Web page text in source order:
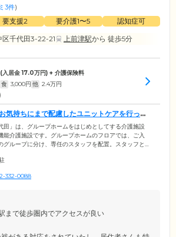
3件)
要支援2 要介護1〜5
認知症可
千代田3-22-21
上前津駅から 徒歩5分
(入居金17.0万円) + 介護保険料
食 3,000円 他 2.4万円
気持ちにまで配慮したユニットケアを行って
田」は、グループホームをはじめとしてする介護施設
能介護施設です。グループホームのフロアでは、ご入
グループに分け、専任のスタッフを配置。スタッフと
ます。家庭的な雰囲気のなかで、よりきめ細やかな介
りますので、もしものときも、すぐに駆けつけてご対
332-0088
まで徒歩圏内でアクセスが良い